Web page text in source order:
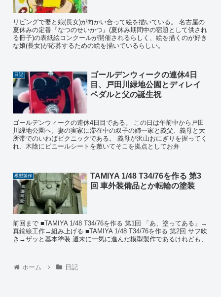
リビングで妻と娘(長女)が向かい合って絵を描いている。 名古屋の
夏休みの定番『なつのせいかつ』(夏休み期間中の宿題として供され
る冊子)の表紙絵コンクールが開催されるらしく、絵を描くのが好き
な娘(長女)が応募するための絵を描いているらしい。
日記
ゴールデンウィークの連休4日
目、戸田川緑地公園とディレイ
ペダルと父の誕生祝
ゴールデンウィークの連休4日目である。 この日は午前中から戸田
川緑地公園へ。妻の実家に滞在中の双子の姉一家と義父、義母と大
所帯でのいわばピクニックである。 義母が沢山おにぎりを握ってく
れ、木陰にビニールシートを敷いてそこを拠点としてお弁
模型製作
TAMIYA 1/48 T34/76を作る 第3
回 車外装備品とか転輪の塗装
前回まで ■TAMIYA 1/48 T34/76を作る 第1回 「あ、塗ってある」→
真鍮線工作→組み上げる ■TAMIYA 1/48 T34/76を作る 第2回 サフ吹
き→ザッと基本塗装 週末に一気に進んだ模型製作であるけれども、
ホーム 日記